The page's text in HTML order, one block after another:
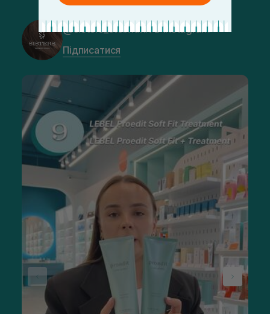
@sisters_stelmakh в Instagram
Підписатися